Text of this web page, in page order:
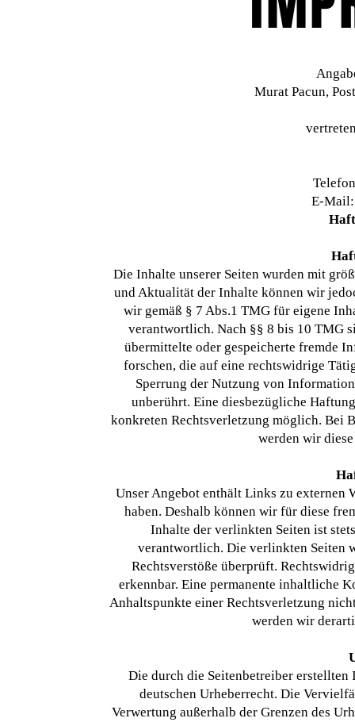
Murat Pacun,
E-
Die Inhalte unserer Seiten wurden mit
und Aktualität der Inhalte können wir
wir gemäß § 7 Abs.1 TMG für eigene
verantwortlich. Nach §§ 8 bis 10 TMG
übermittelte oder gespeicherte fremde
forschen, die auf eine rechtswidrige
Sperrung der Nutzung von
unberührt. Eine diesbezügliche
konkreten Rechtsverletzung möglich. Bei
werden wir
Unser Angebot enthält Links zu externen
haben. Deshalb können wir für diese
Inhalte der verlinkten Seiten ist
verantwortlich. Die verlinkten Seiten
Rechtsverstöße überprüft.
erkennbar. Eine permanente inhaltliche
Anhaltspunkte einer Rechtsverletzung
werden wir
Die durch die Seitenbetreiber erstellten
deutschen Urheberrecht. Die
Verwertung außerhalb der Grenzen des